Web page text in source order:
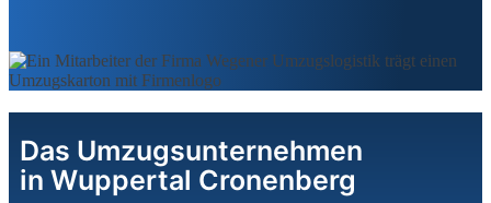
Das Umzugsunternehmen
in Wuppertal Cronenberg